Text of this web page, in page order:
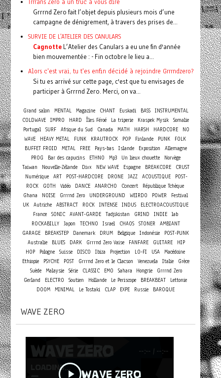
Grrrnd Zero fait l’objet depuis plusieurs mois d’une
campagne de dénigrement, à travers des prises de...
SURVIE DE L'ATELIER DES CANULARS
CagnotteL’Atelier des Canulars a eu une fin d'année
bien mouvementée : - Fin octobre le lieu a...
Alors c'est vrai, tu t'es enfin décidé à rejoindre Grrrndzero?
Si tu es arrivé sur cette page, c'est que tu envisages de
participer à Grrrnd Zero. Merci, on va...
Grand salon MENTAL Magazine CHANT Euskadi BASS
INSTRUMENTAL
COLDWAVE IMPRO HARD Îles Féroé La triperie Kraspek Mysik Somalie
Portugal
SURF Afrique du Sud Canada MATH HARSH HARDCORE
NO
WAVE
HEAVY METAL FUNK KRAUTROCK POP Finlande PUNK
FOLK
BUFFET FROID
METAL FREE Pays-bas Islande Exposition
Allemagne
PROG
Bar des capucins ETHNO Mp3 Un lieux chouette
Norvège
Taiwan
Nouvelle-Zélande Divx NEW WAVE Espagne BREAKCORE
CRUST
Numérique
ART POST-HARDCORE DRONE JAZZ ACOUSTIQUE
POST-
ROCK
GOTH Vidéo DANCE ANARCHO Concert
République Tchèque
Ghana
NOISE Grrrnd Zero UNDERGROUND WEIRDO POWER
Festival
UK Autriche ABSTRACT ROCK INTENSE INDUS
ELECTROACOUSTIQUE
France SONIC AVANT-GARDE Tadjikistan GRIND INDIE lab
ROCKABILLY
Japon TECHNO Israel CHAOS STONER
AMBIANT
GARAGE
BREAKSTEP Danemark DRUM Belgique Indonésie
POST-PUNK
Australie
BLUES DARK Grrrnd Zero Vaise FANFARE GUITARE
HIP
HOP
Pologne Suisse DISCO Ibiza Projection LO-FI USA
Macédoine
Ethiopie
PSYCHE POST Grrrnd Zero et le Clacson Venezuela Italie
Grèce
Suède Malaysie Série CLASSIC EMO Sahara Hongrie
Grrrnd Zero
Gerland
ELECTRO Soutien Hollande Le Periscope BREAKBEAT
Lettonie
DOOM MINIMAL Le Tostaki CLAP EXPE Russie BAROQUE
WAVE ZERO